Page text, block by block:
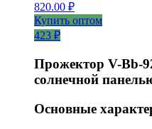
820.00 ₽
Купить оптом
423 ₽
Прожектор V-Bb-
солнечной
Основные